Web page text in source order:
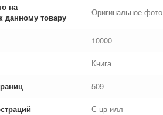
на
данному товару
Оригинальное фото
10000
Книга
509
С цв илл